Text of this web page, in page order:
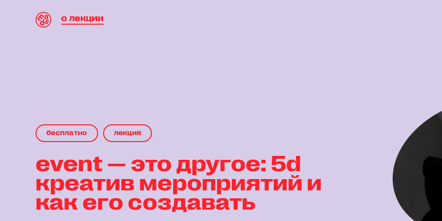
о лекции
бесплaтнo лекция
event — это другое: 5d
креатив мероприятий и
как его создавать